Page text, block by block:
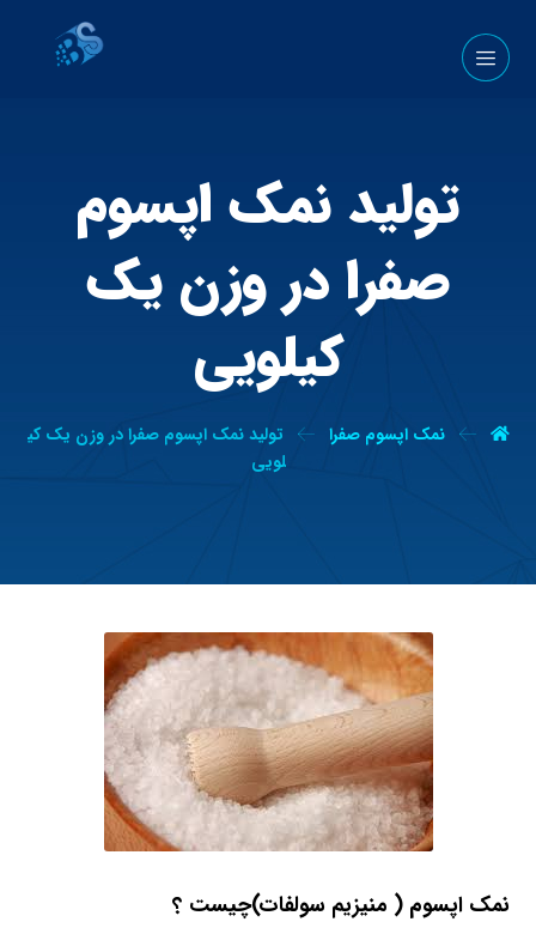
تولید نمک اپسوم
صفرا در وزن یک
کیلویی
نمک اپسوم صفرا
تولید نمک اپسوم صفرا در وزن یک کی
لویی
نمک اپسوم ( منیزیم سولفات)چیست ؟